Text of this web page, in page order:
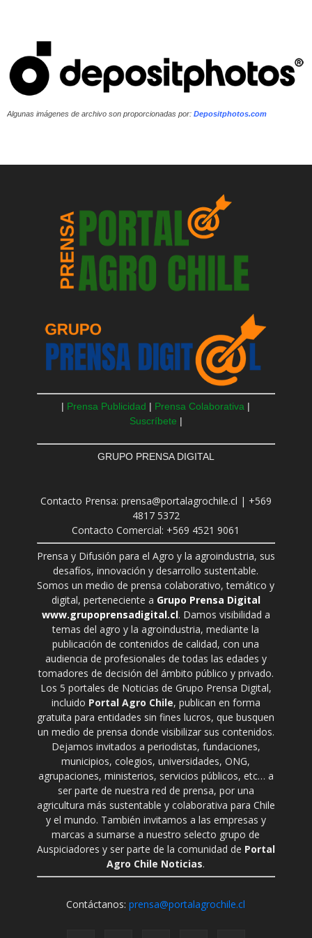
Algunas imágenes de archivo son proporcionadas por: Depositphotos.com
| Prensa Publicidad | Prensa Colaborativa |
Suscríbete |
GRUPO PRENSA DIGITAL
Contacto Prensa: prensa@portalagrochile.cl | +569
4817 5372
Contacto Comercial: +569 4521 9061
Prensa y Difusión para el Agro y la agroindustria, sus
desafíos, innovación y desarrollo sustentable.
Somos un medio de prensa colaborativo, temático y
digital, perteneciente a Grupo Prensa Digital
www.grupoprensadigital.cl. Damos visibilidad a
temas del agro y la agroindustria, mediante la
publicación de contenidos de calidad, con una
audiencia de profesionales de todas las edades y
tomadores de decisión del ámbito público y privado.
Los 5 portales de Noticias de Grupo Prensa Digital,
incluido Portal Agro Chile, publican en forma
gratuita para entidades sin fines lucros, que busquen
un medio de prensa donde visibilizar sus contenidos.
Dejamos invitados a periodistas, fundaciones,
municipios, colegios, universidades, ONG,
agrupaciones, ministerios, servicios públicos, etc… a
ser parte de nuestra red de prensa, por una
agricultura más sustentable y colaborativa para Chile
y el mundo. También invitamos a las empresas y
marcas a sumarse a nuestro selecto grupo de
Auspiciadores y ser parte de la comunidad de Portal
Agro Chile Noticias.
Contáctanos:prensa@portalagrochile.cl